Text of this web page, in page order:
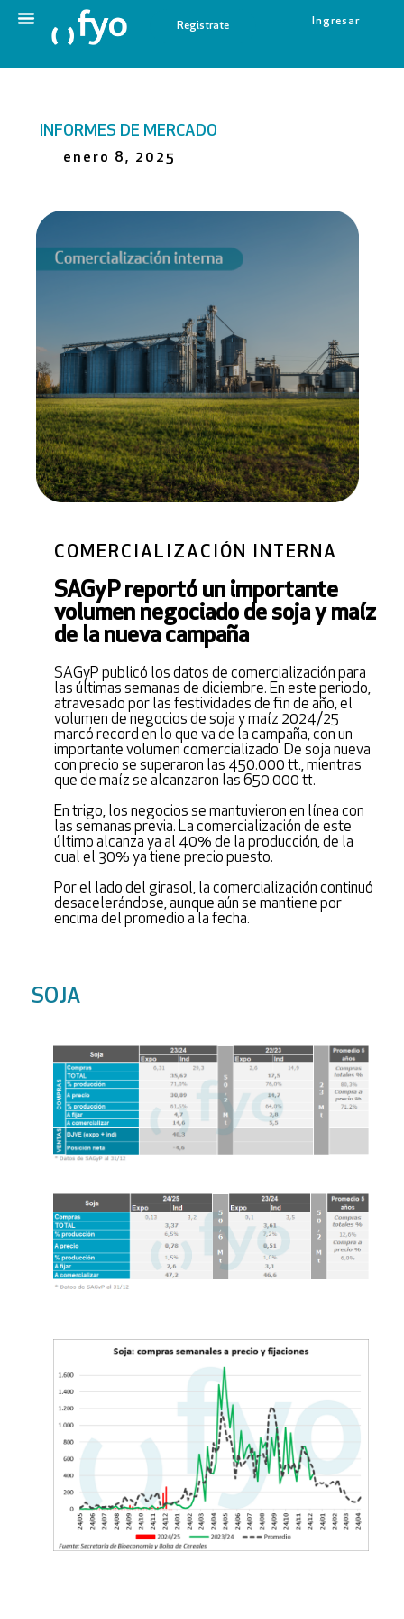
Registrate Ingresar
INFORMES DE MERCADO
enero 8, 2025
COMERCIALIZACIÓN INTERNA
SAGyP reportó un importante
volumen negociado de soja y maíz
de la nueva campaña
SAGyP publicó los datos de comercialización para
las últimas semanas de diciembre. En este periodo,
atravesado por las festividades de fin de año, el
volumen de negocios de soja y maíz 2024/25
marcó record en lo que va de la campaña, con un
importante volumen comercializado. De soja nueva
con precio se superaron las 450.000 tt., mientras
que de maíz se alcanzaron las 650.000 tt.
En trigo, los negocios se mantuvieron en línea con
las semanas previa. La comercialización de este
último alcanza ya al 40% de la producción, de la
cual el 30% ya tiene precio puesto.
Por el lado del girasol, la comercialización continuó
desacelerándose, aunque aún se mantiene por
encima del promedio a la fecha.
SOJA